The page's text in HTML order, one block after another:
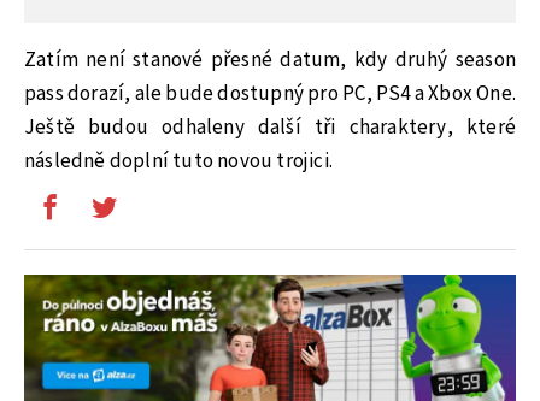
Zatím není stanové přesné datum, kdy druhý season
pass dorazí, ale bude dostupný pro PC, PS4 a Xbox One.
Ještě budou odhaleny další tři charaktery, které
následně doplní tuto novou trojici.